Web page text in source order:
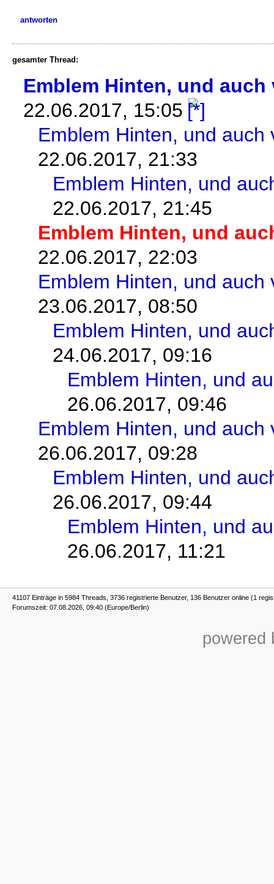
antworten
gesamter Thread:
Emblem Hinten, und auch
22.06.2017, 15:05
Emblem Hinten, und auch
22.06.2017, 21:33
Emblem Hinten, und
22.06.2017, 21:45
Emblem Hinten, und
22.06.2017, 22:03
Emblem Hinten, und auch
23.06.2017, 08:50
Emblem Hinten, und
24.06.2017, 09:16
Emblem Hinten, und
26.06.2017, 09:46
Emblem Hinten, und auch
26.06.2017, 09:28
Emblem Hinten, und
26.06.2017, 09:44
Emblem Hinten, und
26.06.2017, 11:21
41107 Einträge in 5984 Threads, 3736 registrierte Benutzer, 136 Benutzer online (1
Forumszeit: 07.08.2026, 09:40 (Europe/Berlin)
powered